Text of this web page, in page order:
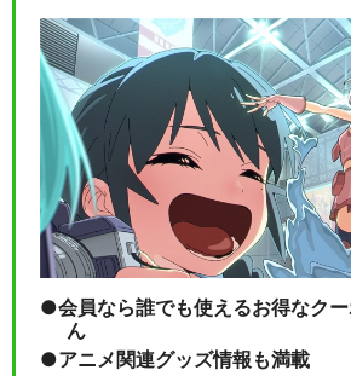
会員なら誰でも使えるお得なク
ん
アニメ関連グッズ情報も満載